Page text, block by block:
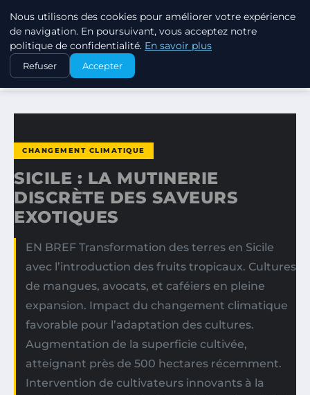
EXXON CLIMATE FOOTPRINT
ACCUEIL
CHANGEMENT CLIMATIQUE
SICILE : LA MUTINERIE DISCRÈTE DES SAVEURS EXOTIQUES
CHANGEMENT CLIMATIQUE
SICILE : LA MUTINERIE
DISCRÈTE DES SAVEURS
EXOTIQUES
EN BREF Transformation des terres en Sicile
avec l’introduction des fruits tropicaux. Cultures
de mangues, avocats, et caféiers en pleine
expansion. Impact du changement climatique
favorable pour l’adaptation des cultures.
Augmentation de la superficie cultivée,
atteignant près de 500 hectares récemment.
Intervention de cultivateurs innovants à la
Nous utilisons des cookies pour améliorer votre expérience
de navigation. En poursuivant, vous acceptez notre
politique de confidentialité. En savoir plus
Refuser Accepter